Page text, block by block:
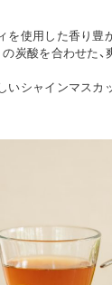
を使用した香り豊
炭酸を合わせた
いシャインマスカ